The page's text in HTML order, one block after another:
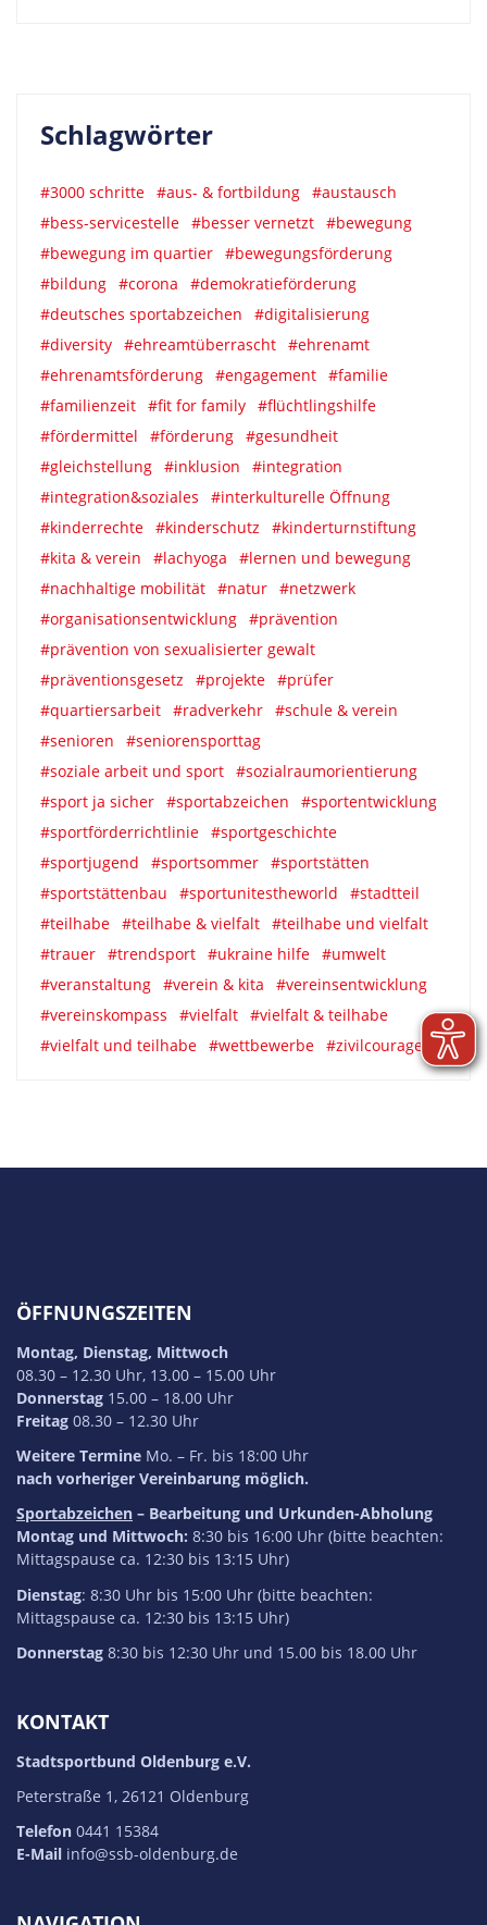
Schlagwörter
#3000 schritte #aus- & fortbildung #austausch
#bess-servicestelle #besser vernetzt #bewegung
#bewegung im quartier #bewegungsförderung
#bildung #corona
#demokratieförderung
#deutsches sportabzeichen
#digitalisierung
#diversity #ehreamtüberrascht #ehrenamt
#ehrenamtsförderung #engagement #familie
#familienzeit #fit for family #flüchtlingshilfe
#fördermittel
#förderung #gesundheit
#gleichstellung #inklusion
#integration
#integration&soziales
#interkulturelle Öffnung
#kinderrechte #kinderschutz
#kinderturnstiftung
#kita & verein
#lachyoga
#lernen und bewegung
#nachhaltige mobilität #natur #netzwerk
#organisationsentwicklung #prävention
#prävention von sexualisierter gewalt
#präventionsgesetz
#projekte #prüfer
#quartiersarbeit #radverkehr #schule & verein
#senioren
#seniorensporttag
#soziale arbeit und sport #sozialraumorientierung
#sport ja sicher #sportabzeichen
#sportentwicklung
#sportförderrichtlinie #sportgeschichte
#sportjugend
#sportsommer #sportstätten
#sportstättenbau
#sportunitestheworld
#stadtteil
#teilhabe #teilhabe & vielfalt #teilhabe und vielfalt
#trauer #trendsport #ukraine hilfe #umwelt
#veranstaltung #verein & kita
#vereinsentwicklung
#vereinskompass
#vielfalt #vielfalt & teilhabe
#vielfalt und teilhabe #wettbewerbe #zivilcourage
ÖFFNUNGSZEITEN
Montag, Dienstag, Mittwoch
08.30 – 12.30 Uhr, 13.00 – 15.00 Uhr
Donnerstag 15.00 – 18.00 Uhr
Freitag 08.30 – 12.30 Uhr
Weitere Termine Mo. – Fr. bis 18:00 Uhr
nach vorheriger Vereinbarung möglich.
Sportabzeichen – Bearbeitung und Urkunden-Abholung
Montag und Mittwoch: 8:30 bis 16:00 Uhr (bitte beachten:
Mittagspause ca. 12:30 bis 13:15 Uhr)
Dienstag: 8:30 Uhr bis 15:00 Uhr (bitte beachten:
Mittagspause ca. 12:30 bis 13:15 Uhr)
Donnerstag 8:30 bis 12:30 Uhr und 15.00 bis 18.00 Uhr
KONTAKT
Stadtsportbund Oldenburg e.V.
Peterstraße 1, 26121 Oldenburg
Telefon 0441 15384
E-Mail info@ssb-oldenburg.de